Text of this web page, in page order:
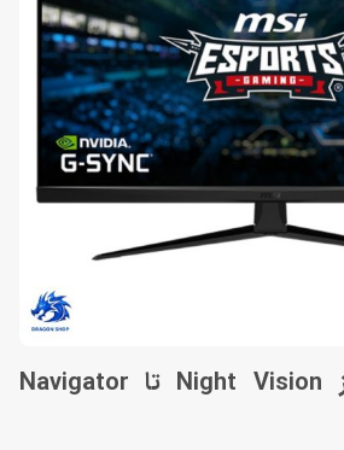
امکانات جانبی؛ از Night Vision تا Navigator